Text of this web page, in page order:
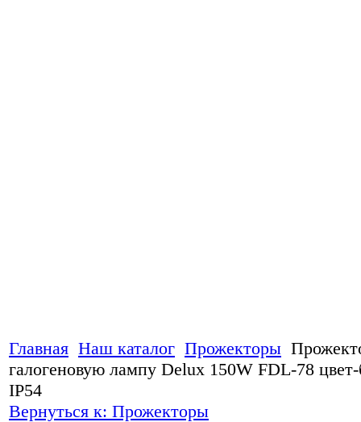
Главная Наш каталог Прожекторы
галогеновую лампу Delux 150W FDL-78
IP54
Вернуться к: Прожекторы